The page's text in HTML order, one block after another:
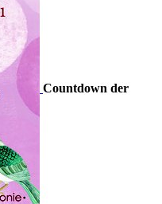
Countdown der